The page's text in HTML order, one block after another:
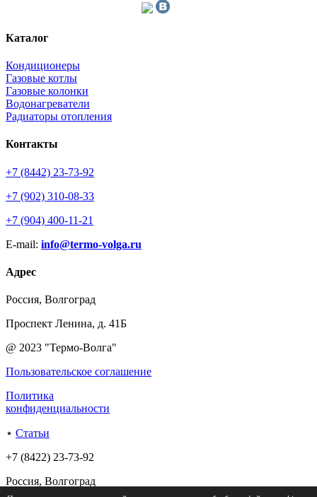
Каталог
Кондиционеры
Газовые котлы
Газовые колонки
Водонагреватели
Радиаторы отопления
Контакты
+7 (8442) 23-73-92
+7 (902) 310-08-33
+7 (904) 400-11-21
E-mail: info@termo-volga.ru
Адрес
Россия, Волгоград
Проспект Ленина, д. 41Б
@ 2023 "Термо-Волга"
Пользовательское соглашение
Политика
конфиденциальности
⋆ Статьи
+7 (8422) 23-73-92
Россия, Волгоград